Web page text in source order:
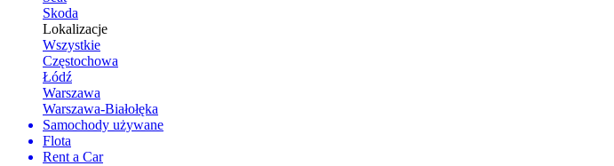
Skoda
Lokalizacje
Wszystkie
Częstochowa
Łódź
Warszawa
Warszawa-Białołęka
Samochody używane
Flota
Rent a Car